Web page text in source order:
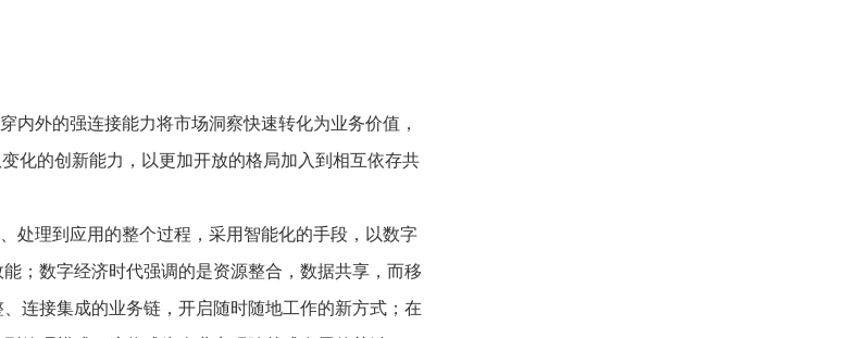
内外的强连接能力将市场洞察快速转化为业务价值，
化的创新能力，以更加开放的格局加入到相互依存共
处理到应用的整个过程，采用智能化的手段，以数字
；数字经济时代强调的是资源整合，数据共享，而移
连接集成的业务链，开启随时随地工作的新方式；在